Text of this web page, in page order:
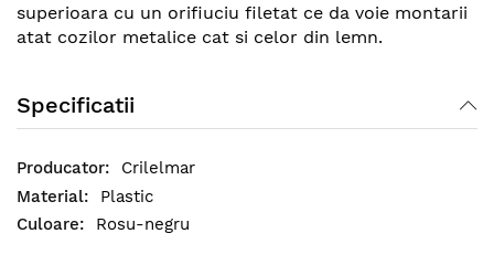
superioara cu un orifiuciu filetat ce da voie montarii
atat cozilor metalice cat si celor din lemn.
construita dintr-un metal durabil la socuri si
manevrari multiple ce asigura o buna priza a mainilor
pe suprafata sa datorita foliei din PVC ce o invaluie in
Specificatii
Crilelmar
Plastic
Rosu-negru